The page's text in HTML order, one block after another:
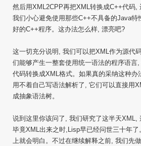
然后用XML2CPP再把XML转换成C++代码,
我们小心避免使用那些C++不具备的Java特
好的C++程序。这办法怎么样, 漂亮吧?
这一切充分说明, 我们可以把XML作为源代
们能够产生一整套使用统一语法的程序语言
代码转换成XML格式。如果真的采纳这种办
用不着自己写语法解析了, 它们可以直接用
成抽象语法树。
说到这里你该问了, 我们研究了这半天XML,
毕竟XML出来之时,Lisp早已经问世三十年
上就会明白。不过在继续解释之前, 我们先